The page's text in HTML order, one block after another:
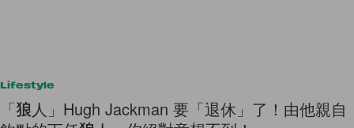
Lifestyle
「狼人」Hugh Jackman 要「退休」了！由他親自